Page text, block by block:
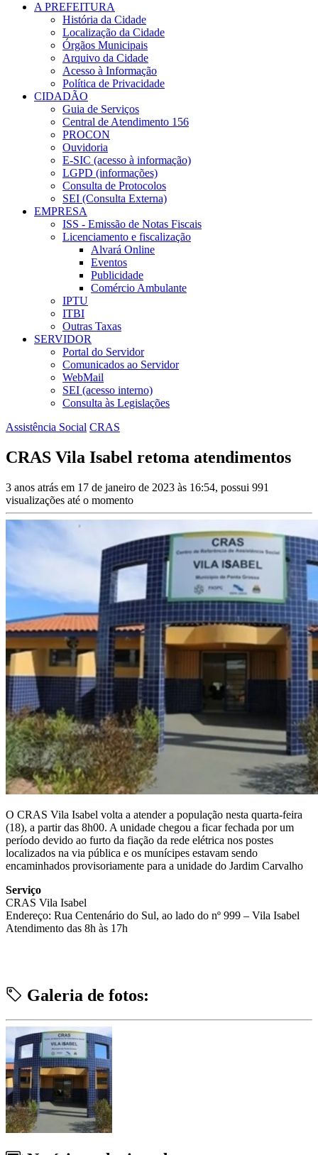
A PREFEITURA
História da Cidade
Localização da Cidade
Órgãos Municipais
Arquivo da Cidade
Acesso à Informação
Política de Privacidade
CIDADÃO
Guia de Serviços
Central de Atendimento 156
PROCON
Ouvidoria
E-SIC (acesso à informação)
LGPD (informações)
Consulta de Protocolos
SEI (Consulta Externa)
EMPRESA
ISS - Emissão de Notas Fiscais
Licenciamento e fiscalização
Alvará Online
Eventos
Publicidade
Comércio Ambulante
IPTU
ITBI
Outras Taxas
SERVIDOR
Portal do Servidor
Comunicados ao Servidor
WebMail
SEI (acesso interno)
Consulta às Legislações
Assistência Social CRAS
CRAS Vila Isabel retoma atendimentos
3 anos atrás em 17 de janeiro de 2023 às 16:54, possui 991
visualizações até o momento
O CRAS Vila Isabel volta a atender a população nesta quarta-feira
(18), a partir das 8h00. A unidade chegou a ficar fechada por um
período devido ao furto da fiação da rede elétrica nos postes
localizados na via pública e os munícipes estavam sendo
encaminhados provisoriamente para a unidade do Jardim Carvalho
Serviço
CRAS Vila Isabel
Endereço: Rua Centenário do Sul, ao lado do nº 999 – Vila Isabel
Atendimento das 8h às 17h
Galeria de fotos: